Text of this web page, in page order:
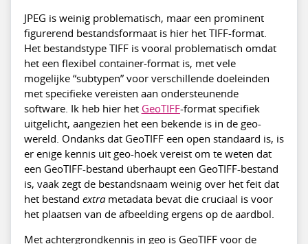
JPEG is weinig problematisch, maar een prominent
figurerend bestandsformaat is hier het TIFF-format.
Het bestandstype TIFF is vooral problematisch omdat
het een flexibel container-format is, met vele
mogelijke “subtypen” voor verschillende doeleinden
met specifieke vereisten aan ondersteunende
software. Ik heb hier het GeoTIFF-format specifiek
uitgelicht, aangezien het een bekende is in de geo-
wereld. Ondanks dat GeoTIFF een open standaard is, is
er enige kennis uit geo-hoek vereist om te weten dat
een GeoTIFF-bestand überhaupt een GeoTIFF-bestand
is, vaak zegt de bestandsnaam weinig over het feit dat
het bestand extrametadata bevat die cruciaal is voor
het plaatsen van de afbeelding ergens op de aardbol.
Met achtergrondkennis in geo is GeoTIFF voor de